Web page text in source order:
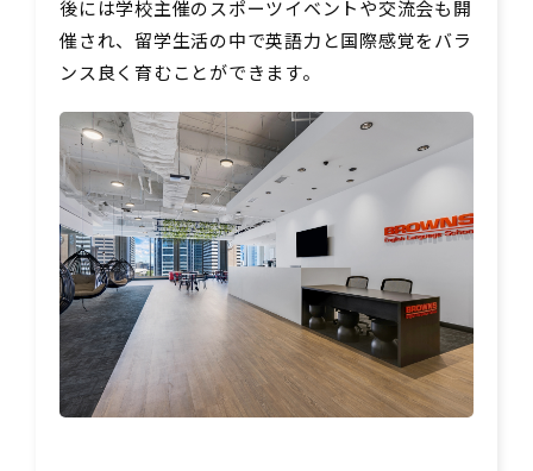
後には学校主催のスポーツイベントや交流会も開
催され、留学生活の中で英語力と国際感覚をバラ
ンス良く育むことができます。